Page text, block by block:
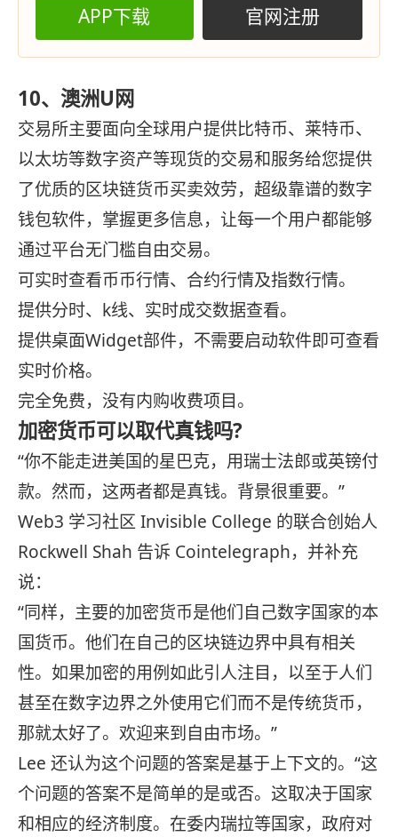
APP下载 官网注册
10、澳洲U网
交易所主要面向全球用户提供比特币、莱特币、
以太坊等数字资产等现货的交易和服务给您提供
了优质的区块链货币买卖效劳，超级靠谱的数字
钱包软件，掌握更多信息，让每一个用户都能够
通过平台无门槛自由交易。
可实时查看币币行情、合约行情及指数行情。
提供分时、k线、实时成交数据查看。
提供桌面Widget部件，不需要启动软件即可查看
实时价格。
完全免费，没有内购收费项目。
加密货币可以取代真钱吗?
“你不能走进美国的星巴克，用瑞士法郎或英镑付
款。然而，这两者都是真钱。背景很重要。”
Web3 学习社区 Invisible College 的联合创始人
Rockwell Shah 告诉 Cointelegraph，并补充
说：
“同样，主要的加密货币是他们自己数字国家的本
国货币。他们在自己的区块链边界中具有相关
性。如果加密的用例如此引人注目，以至于人们
甚至在数字边界之外使用它们而不是传统货币，
那就太好了。欢迎来到自由市场。”
Lee 还认为这个问题的答案是基于上下文的。“这
个问题的答案不是简单的是或否。这取决于国家
和相应的经济制度。在委内瑞拉等国家，政府对